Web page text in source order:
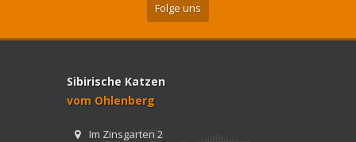
Folge uns
Sibirische Katzen
vom Ohlenberg
Im Zinsgarten 2